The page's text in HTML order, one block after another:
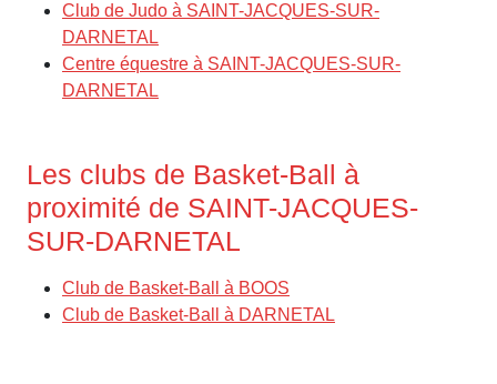
Club de Judo à SAINT-JACQUES-SUR-
DARNETAL
Centre équestre à SAINT-JACQUES-SUR-
DARNETAL
Les clubs de Basket-Ball à
proximité de SAINT-JACQUES-
SUR-DARNETAL
Club de Basket-Ball à BOOS
Club de Basket-Ball à DARNETAL